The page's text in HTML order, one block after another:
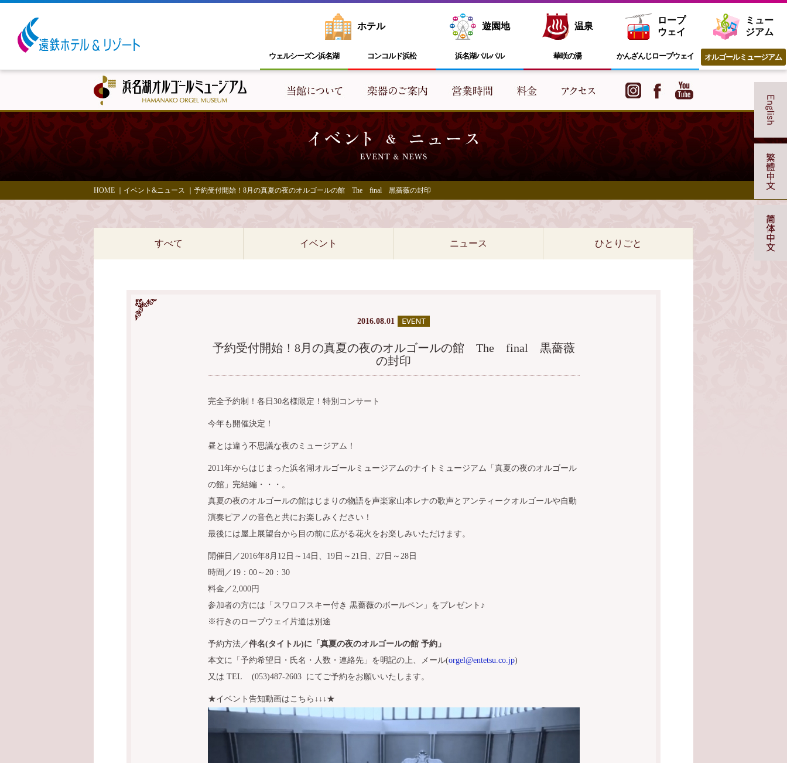
ホテル
ウェルシーズン浜名湖 コンコルド浜松
遊園地
浜名湖パルパル
温泉
華咲の湯
ロープ
ウェイ
かんざんじロープウェイ
ミュー
ジアム
オルゴールミュージアム
HOME イベント&ニュース 予約受付開始！8月の真夏の夜のオルゴールの館 The final 黒薔薇の封印
すべて イベント ニュース ひとりごと
2016.08.01
予約受付開始！8月の真夏の夜のオルゴールの館 The final 黒薔薇
の封印
完全予約制！各日30名様限定！特別コンサート
今年も開催決定！
昼とは違う不思議な夜のミュージアム！
2011年からはじまった浜名湖オルゴールミュージアムのナイトミュージアム「真夏の夜のオルゴール
の館」完結編・・・。
真夏の夜のオルゴールの館はじまりの物語を声楽家山本レナの歌声とアンティークオルゴールや自動
演奏ピアノの音色と共にお楽しみください！
最後には屋上展望台から目の前に広がる花火をお楽しみいただけます。
開催日／2016年8月12日～14日、19日～21日、27日～28日
時間／19：00～20：30
料金／2,000円
参加者の方には「スワロフスキー付き 黒薔薇のボールペン」をプレゼント♪
※行きのロープウェイ片道は別途
予約方法／件名(タイトル)に「真夏の夜のオルゴールの館 予約」
本文に「予約希望日・氏名・人数・連絡先」を明記の上、メール(orgel@entetsu.co.jp)
又は TEL (053)487-2603 にてご予約をお願いいたします。
★イベント告知動画はこちら↓↓↓★